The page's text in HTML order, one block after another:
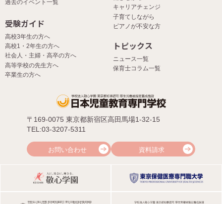
過去のイベント一覧
キャリアチェンジ
子育てしながら
ピアノが不安な方
受験ガイド
高校3年生の方へ
高校1・2年生の方へ
社会人・主婦・高卒の方へ
高等学校の先生方へ
卒業生の方へ
トピックス
ニュース一覧
保育士コラム一覧
〒169-0075 東京都新宿区高田馬場1-32-15
TEL:03-3207-5311
お問い合わせ 資料請求